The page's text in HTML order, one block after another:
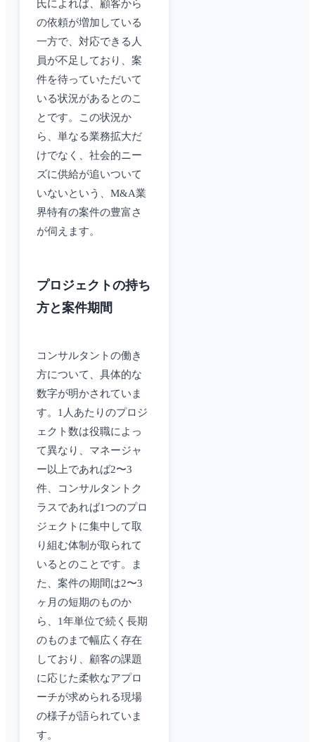
氏によれば、顧客から
の依頼が増加している
一方で、対応できる人
員が不足しており、案
件を待っていただいて
いる状況があるとのこ
とです。この状況か
ら、単なる業務拡大だ
けでなく、社会的ニー
ズに供給が追いついて
いないという、M&A業
界特有の案件の豊富さ
が伺えます。
プロジェクトの持ち
方と案件期間
コンサルタントの働き
方について、具体的な
数字が明かされていま
す。1人あたりのプロジ
ェクト数は役職によっ
て異なり、マネージャ
ー以上であれば2〜3
件、コンサルタントク
ラスであれば1つのプロ
ジェクトに集中して取
り組む体制が取られて
いるとのことです。ま
た、案件の期間は2〜3
ヶ月の短期のものか
ら、1年単位で続く長期
のものまで幅広く存在
しており、顧客の課題
に応じた柔軟なアプロ
ーチが求められる現場
の様子が語られていま
す。